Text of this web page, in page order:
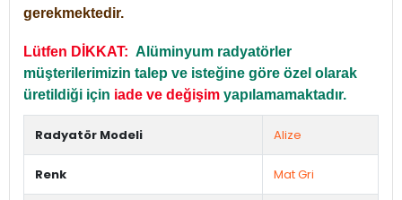
gerekmektedir.
Lütfen DİKKAT: Alüminyum radyatörler
müşterilerimizin talep ve isteğine göre özel olarak
üretildiği için iade ve değişim yapılamamaktadır.
Radyatör Modeli Alize
Renk Mat Gri